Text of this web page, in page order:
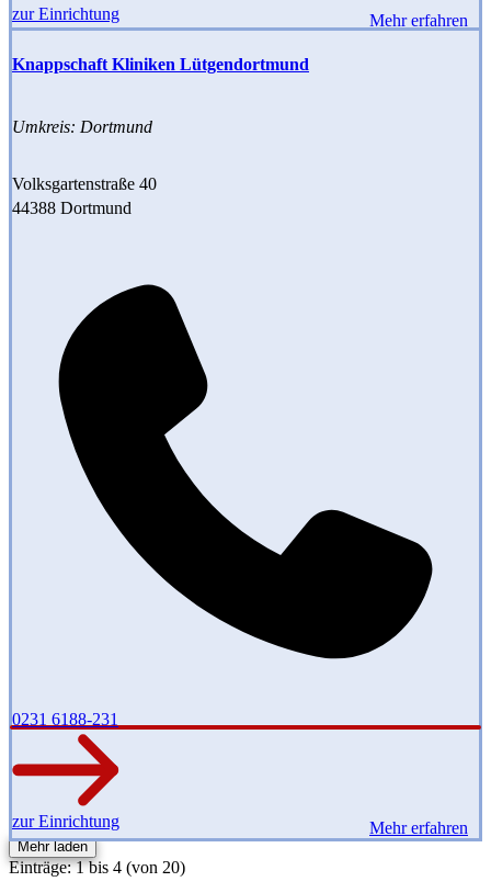
zur Einrichtung Mehr erfahren
Knappschaft Kliniken Lütgendortmund
Umkreis: Dortmund
Volksgartenstraße 40
44388 Dortmund
0231 6188-231
zur Einrichtung Mehr erfahren
Mehr laden
Einträge: 1 bis 4 (von 20)